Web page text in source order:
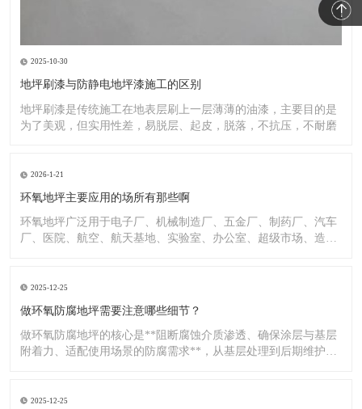
2025-10-30
地坪刷漆与防静电地坪漆施工的区别
地坪刷漆是传统施工在地表层刷上一层薄薄的油漆，主要目的是
为了美观，但实用性差，易脱层、起皮，脱落，不抗压，不耐磨
2026-1-21
环氧地坪主要应用的场所有那些啊
环氧地坪广泛用于电子厂、机械制造厂、五金厂、制药厂、汽车
厂、医院、航空、航天基地、实验室、办公室、超级市场、造纸
2025-12-25
做环氧防腐地坪需要注意哪些细节？
做环氧防腐地坪的核心是**阻断腐蚀介质渗透、确保涂层与基层
附着力、适配使用场景的防腐需求**，从基层处理到后期维护，
2025-12-25